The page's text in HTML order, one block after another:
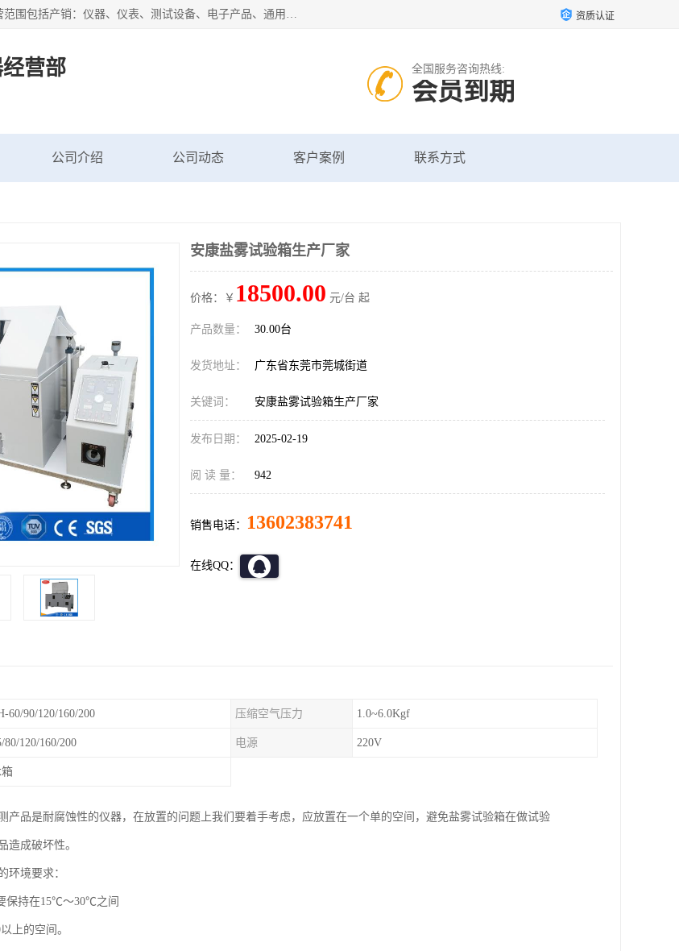
广东艾思荔检测仪器有限公司成立于2006年，注册地位于东莞市。经营范围包括产销：仪器、仪表、测试设备、电子产品、通用机械设；主要产品有： 恒温恒湿试验箱,冷热冲击试验箱,高低温试验箱,速温变化试验箱,高压加速老化试验箱,三综合试验箱,振动试验台等产品，欢迎选购。 资质认证
营部 全国服务咨询热线:
会员到期
公司介绍 公司动态 客户案例 联系方式
安康盐雾试验箱生产厂家
价格：￥ 18500.00 元/台 起
产品数量： 30.00台
发货地址： 广东省东莞市莞城街道
关键词： 安康盐雾试验箱生产厂家
发布日期： 2025-02-19
阅 读 量： 942
销售电话： 13602383741
在线QQ：
60/90/120/160/200 压缩空气压力 1.0~6.0Kgf
80/120/160/200 电源 220V
产品是耐腐蚀性的仪器，在放置的问题上我们要着手考虑，应放置在一个单的空间，避免盐雾试验箱在做试验
造成破坏性。
环境要求：
保持在15℃～30℃之间
上的空间。